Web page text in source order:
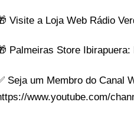
Visite a Loja Web Rádio
Palmeiras Store
Seja um Membro do Canal
www.youtube.com/